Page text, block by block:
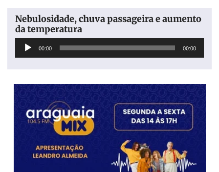
Nebulosidade, chuva passageira e aumento
da temperatura
Tocador
00:00 00:00